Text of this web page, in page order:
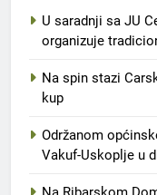
U saradnji sa JU
organizuje
Na spin stazi
kup
Održanom
Vakuf-Uskoplje u